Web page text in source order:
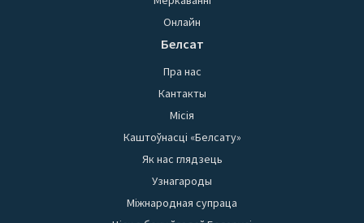
Онлайн
Белсат
Пра нас
Кантакты
Місія
Каштоўнасці «Белсату»
Як нас глядзець
Узнагароды
Міжнародная супраца